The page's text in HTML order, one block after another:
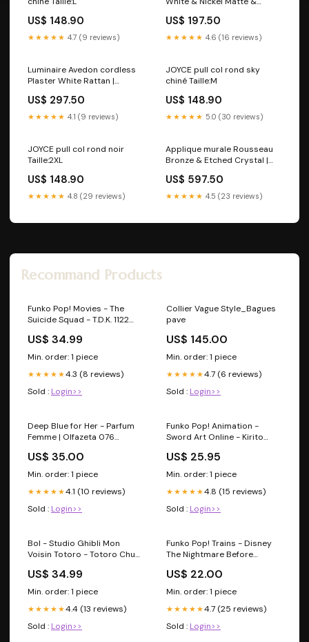
US$ 148.90
★★★★★ 4.7 (9 reviews)
produits_Plafonniers
US$ 197.50
★★★★★ 4.6 (16 reviews)
Luminaire Avedon cordless
Plaster White Rattan |
produits_Bols
US$ 297.50
★★★★★ 4.1 (9 reviews)
JOYCE pull col rond sky
chiné Taille:M
US$ 148.90
★★★★★ 5.0 (30 reviews)
JOYCE pull col rond noir
Taille:2XL
US$ 148.90
★★★★★ 4.8 (29 reviews)
Applique murale Rousseau
Bronze & Etched Crystal |
Matière_Albâtre
US$ 597.50
★★★★★ 4.5 (23 reviews)
Recommand Products
Funko Pop! Movies - The
Suicide Squad - T.D.K. 1122
Limited Edition Exclusive*
Cadres Enseignes et
Canevas
US$ 34.99
Min. order: 1 piece
★★★★★4.3 (8 reviews)
Sold : Login>>
Collier Vague Style_Bagues
pave
US$ 145.00
Min. order: 1 piece
★★★★★4.7 (6 reviews)
Sold : Login>>
Deep Blue for Her - Parfum
Femme | Olfazeta 076
US$ 35.00
Min. order: 1 piece
★★★★★4.1 (10 reviews)
Sold : Login>>
Funko Pop! Animation -
Sword Art Online - Kirito
Exclusive* Vêtements
US$ 25.95
Min. order: 1 piece
★★★★★4.8 (15 reviews)
Sold : Login>>
Bol - Studio Ghibli Mon
Voisin Totoro - Totoro Chuu
Ramen avec Baguettes 6"
Assiettes
US$ 34.99
Min. order: 1 piece
★★★★★4.4 (13 reviews)
Sold : Login>>
Funko Pop! Trains - Disney
The Nightmare Before
with Dice Cart 09 Sacs à
dos
US$ 22.00
Min. order: 1 piece
★★★★★4.7 (25 reviews)
Sold : Login>>